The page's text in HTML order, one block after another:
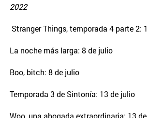
2022
Stranger Things, temporada 4 parte 2:
La noche más larga: 8 de julio
Boo, bitch: 8 de julio
Temporada 3 de Sintonía: 13 de julio
Woo, una abogada extraordinaria: 13